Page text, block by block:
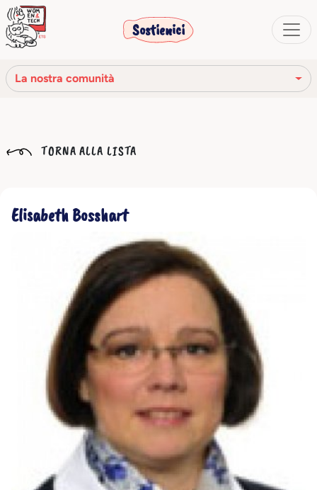
Sostienici
La nostra comunità
La nostra storia
Codice Etico
Il nostro network
La nostra comunità
TORNA ALLA LISTA
Elisabeth Bosshart